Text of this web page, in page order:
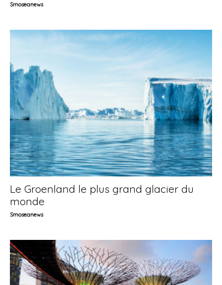
Smoseanews
Le Groenland le plus grand glacier du
monde
Smoseanews